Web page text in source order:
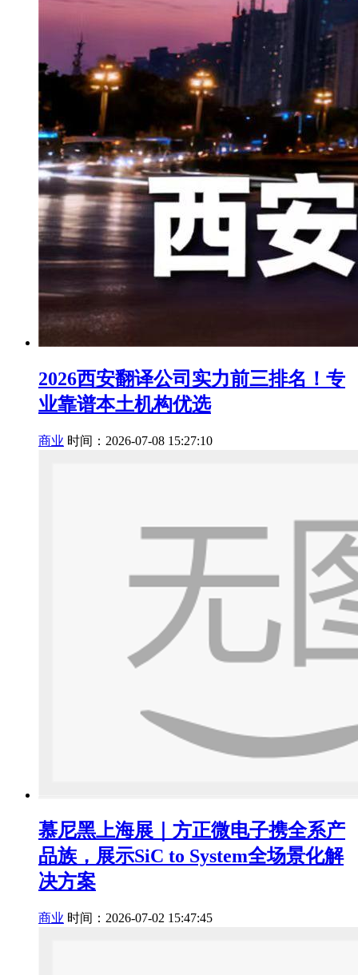
2026西安翻译公司实力前三排名！专
业靠谱本土机构优选
商业 时间：2026-07-08 15:27:10
慕尼黑上海展｜方正微电子携全系产
品族，展示SiC to System全场景化解
决方案
商业 时间：2026-07-02 15:47:45